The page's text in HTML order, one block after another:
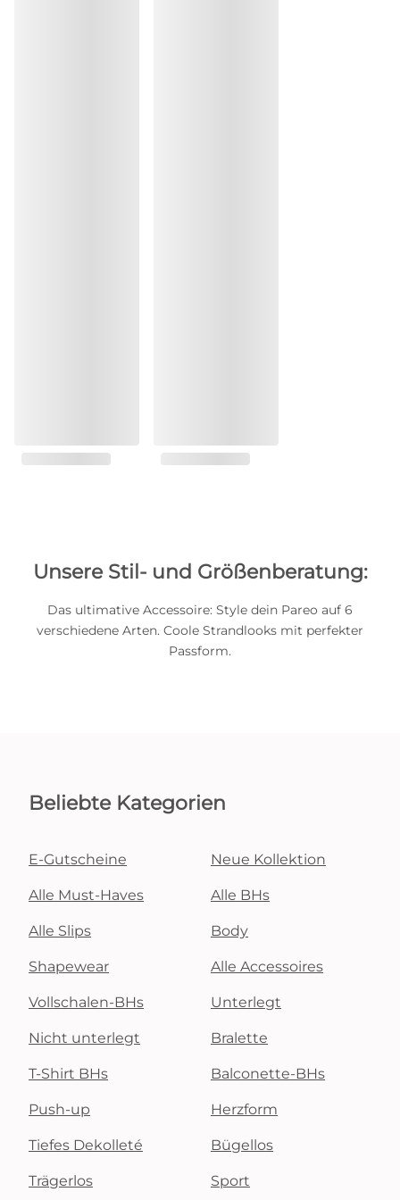
Unsere Stil- und Größenberatung:
Das ultimative Accessoire: Style dein Pareo auf 6
verschiedene Arten. Coole Strandlooks mit perfekter
Passform.
Beliebte Kategorien
E-Gutscheine Neue Kollektion
Alle Must-Haves Alle BHs
Alle Slips Body
Shapewear Alle Accessoires
Vollschalen-BHs Unterlegt
Nicht unterlegt Bralette
T-Shirt BHs Balconette-BHs
Push-up Herzform
Tiefes Dekolleté Bügellos
Trägerlos Sport